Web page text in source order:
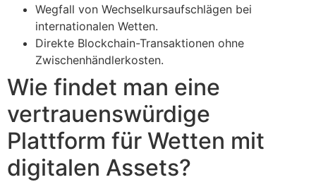
Wegfall von Wechselkursaufschlägen bei
internationalen Wetten.
Direkte Blockchain-Transaktionen ohne
Zwischenhändlerkosten.
Wie findet man eine
vertrauenswürdige
Plattform für Wetten mit
digitalen Assets?